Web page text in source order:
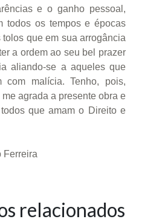
e o ganho pessoal,
todos os tempos e épocas
tolos que em sua arrogância
a ordem ao seu bel prazer
aliando-se a aqueles que
com malícia. Tenho, pois,
agrada a presente obra e
que amam o Direito e
Ferreira
relacionados